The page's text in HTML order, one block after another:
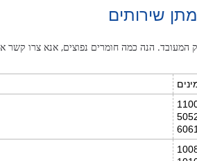
שירותים